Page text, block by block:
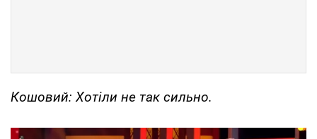
Кошовий: Хотіли не так сильно.